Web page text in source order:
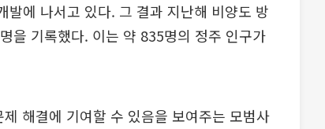
에 나서고 있다. 그 결과 지난해 비양도 방
을 기록했다. 이는 약 835명의 정주 인구가
해결에 기여할 수 있음을 보여주는 모범사